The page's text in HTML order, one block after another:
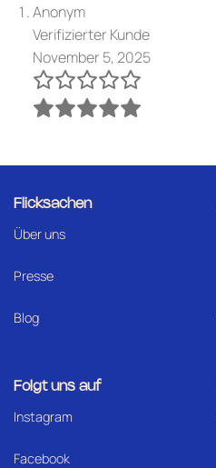
Anonym
Verifizierter Kunde
November 5, 2025
Flicksachen
Über uns
Presse
Blog
Folgt uns auf
Instagram
Facebook